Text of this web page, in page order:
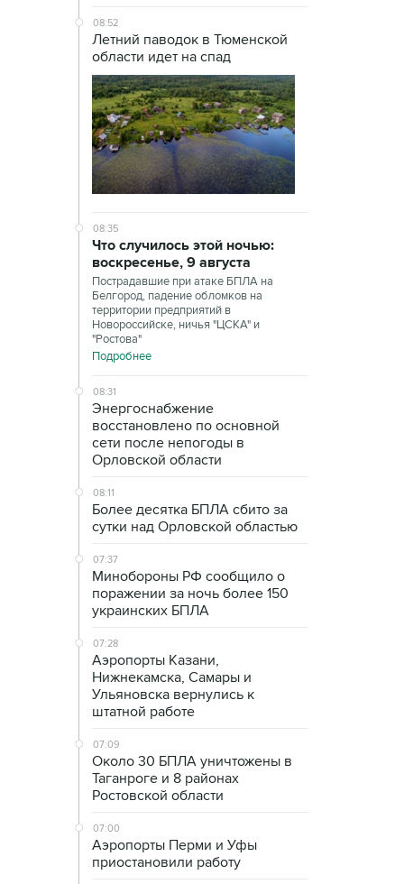
08:52
Летний паводок в Тюменской
области идет на спад
08:35
Что случилось этой ночью:
воскресенье, 9 августа
Пострадавшие при атаке БПЛА на
Белгород, падение обломков на
территории предприятий в
Новороссийске, ничья "ЦСКА" и
"Ростова"
Подробнее
08:31
Энергоснабжение
восстановлено по основной
сети после непогоды в
Орловской области
08:11
Более десятка БПЛА сбито за
сутки над Орловской областью
07:37
Минобороны РФ сообщило о
поражении за ночь более 150
украинских БПЛА
07:28
Аэропорты Казани,
Нижнекамска, Самары и
Ульяновска вернулись к
штатной работе
07:09
Около 30 БПЛА уничтожены в
Таганроге и 8 районах
Ростовской области
07:00
Аэропорты Перми и Уфы
приостановили работу